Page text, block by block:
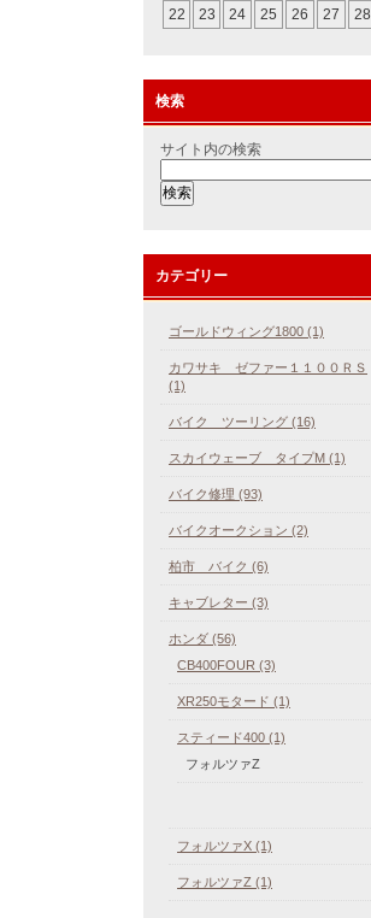
22
23 24 25 26 27 28
検索
サイト内の検索
カテゴリー
ゴールドウィング1800 (1)
カワサキ ゼファー１１００ＲＳ
(1)
バイク ツーリング (16)
スカイウェーブ タイプM (1)
バイク修理 (93)
バイクオークション (2)
柏市 バイク (6)
キャブレター (3)
ホンダ (56)
CB400FOUR (3)
XR250モタード (1)
スティード400 (1)
フォルツァZ
フォルツァX (1)
フォルツァZ (1)